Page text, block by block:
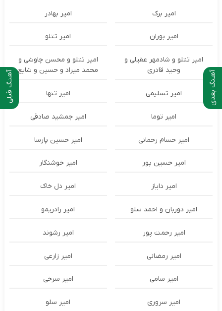
آهنـگ قبلی آهـنگ بعدی
امیر برک امیر بهادر
امیر بوران امیر تتلو
امیر تتلو و شادمهر عقیلی و
وحید قادری
امیر تتلو و محسن چاوشی و
محمد میراد و حسین و شایع
امیر تسلیمی امیر تنها
امیر توما امیر جمشید صادقی
امیر حسام رحمانی امیر حسین پارسا
امیر حسین پور امیر خوشنگار
امیر دایاز امیر دل خاک
امیر دوربان و احمد سلو امیر رادریمو
امیر رحمت پور امیر رشوند
امیر رمضانی امیر زارعی
امیر سامی امیر سرخی
امیر سروری امیر سلو